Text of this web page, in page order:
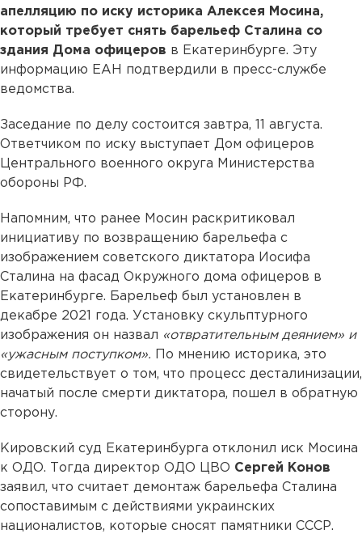
апелляцию по иску историка Алексея Мосина,
который требует снять барельеф Сталина со
здания Дома офицеров в Екатеринбурге. Эту
информацию ЕАН подтвердили в пресс-службе
ведомства.
Заседание по делу состоится завтра, 11 августа.
Ответчиком по иску выступает Дом офицеров
Центрального военного округа Министерства
обороны РФ.
Напомним, что ранее Мосин раскритиковал
инициативу по возвращению барельефа с
изображением советского диктатора Иосифа
Сталина на фасад Окружного дома офицеров в
Екатеринбурге. Барельеф был установлен в
декабре 2021 года. Установку скульптурного
изображения он назвал «отвратительным деянием» и
«ужасным поступком». По мнению историка, это
свидетельствует о том, что процесс десталинизации,
начатый после смерти диктатора, пошел в обратную
сторону.
Кировский суд Екатеринбурга отклонил иск Мосина
к ОДО. Тогда директор ОДО ЦВО Сергей Конов
заявил, что считает демонтаж барельефа Сталина
сопоставимым с действиями украинских
националистов, которые сносят памятники СССР.